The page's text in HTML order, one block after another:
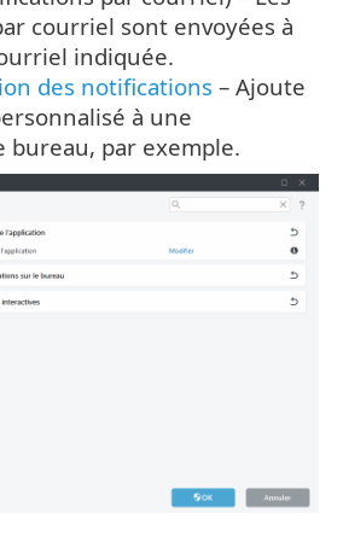
courriel sont envoyées à
indiquée.
des notifications – Ajoute
à une
bureau, par exemple.